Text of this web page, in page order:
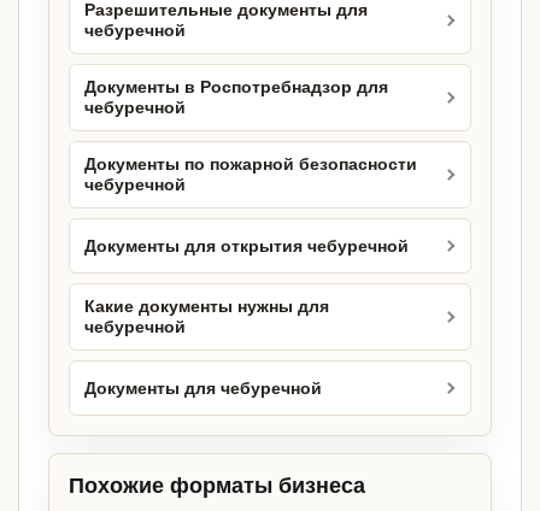
Разрешительные документы для
чебуречной
Документы в Роспотребнадзор для
чебуречной
Документы по пожарной безопасности
чебуречной
Документы для открытия чебуречной
Какие документы нужны для
чебуречной
Документы для чебуречной
Похожие форматы бизнеса